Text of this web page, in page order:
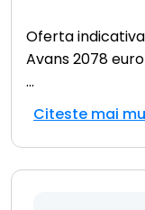
Oferta
Avans 2078
...
Citeste mai